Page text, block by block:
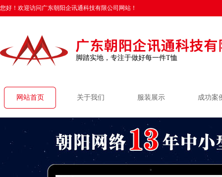
您好！欢迎访问广东朝阳企讯通科技有限公司网站！
脚踏实地，专注于做好每一件T恤
网站首页 关于我们 服装展示 成功案